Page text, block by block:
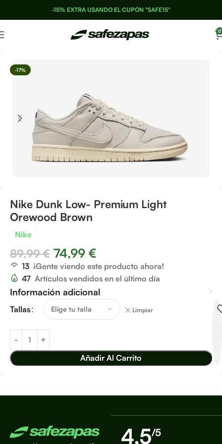
-15% EXTRA USANDO EL CUPÓN "SAFE15"
0
-17%
Nike Dunk Low- Premium Light
Orewood Brown
Nike
89,99€ 74,99 €
13 ¡Gente viendo este producto ahora!
47 Artículos vendidos en el último día
Información adicional
Tallas Limpiar
Añadir Al Carrito
4,5/5